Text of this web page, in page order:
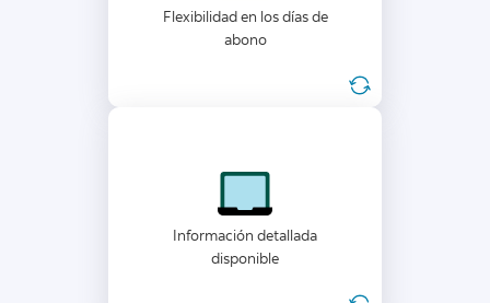
Flexibilidad en los días de
abono
lunes a domingo, incluyendo
feriados.
Información detallada
disponible
Conciliación detallada
disponible desde Telebanking.